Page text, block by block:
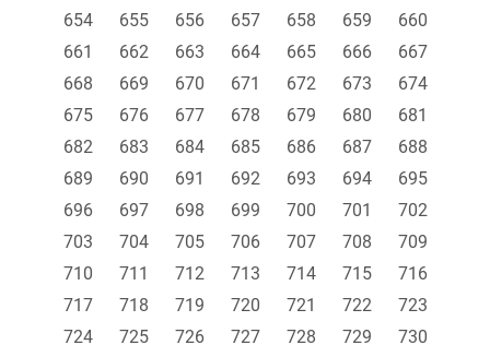
654
655 656 657 658 659
660
661
662 663 664 665 666
667
668
669 670 671 672 673
674
675
676 677 678 679 680
681
682
683 684 685 686 687
688
689
690 691 692 693 694
695
696
697 698 699 700 701
702
703
704 705 706 707 708
709
710
711 712 713 714 715
716
717
718 719 720 721 722
723
724
725 726 727 728 729
730